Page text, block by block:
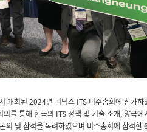
개최된 2024년 피닉스 ITS 미주총회에 참가하
를 통해 한국의 ITS 정책 및 기술 소개, 양국에
및 참석을 독려하였으며 미주총회에 참석한